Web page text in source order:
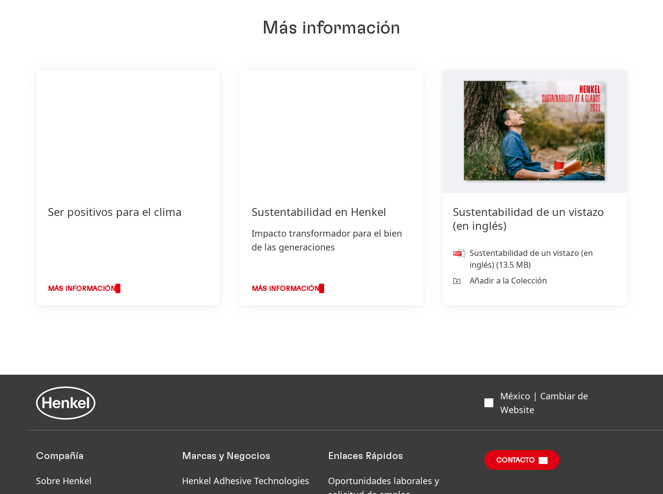
Más información
Ser positivos para el clima
MÁS INFORMACIÓN
Sustentabilidad en Henkel
Impacto transformador para el bien
de las generaciones
MÁS INFORMACIÓN
Sustentabilidad de un vistazo
(en inglés)
Sustentabilidad de un vistazo(en
inglés)(13.5 MB)
Añadir a la Colección
México | Cambiar de
Website
Compañía
Sobre Henkel
Marcas y Negocios
Henkel Adhesive Technologies
Enlaces Rápidos
Oportunidades laborales y
CONTACTO